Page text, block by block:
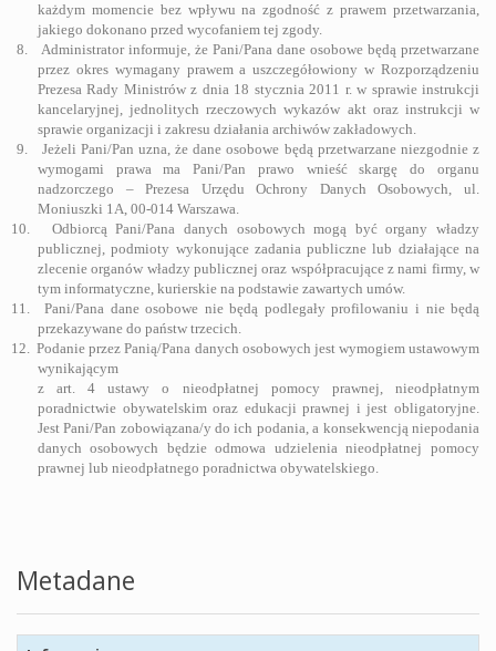
każdym momencie bez wpływu na zgodność z prawem przetwarzania,
jakiego dokonano przed wycofaniem tej zgody.
8.
Administrator informuje, że Pani/Pana dane osobowe będą przetwarzane
przez okres wymagany prawem a uszczegółowiony w Rozporządzeniu
Prezesa Rady Ministrów z dnia 18 stycznia 2011 r. w sprawie instrukcji
kancelaryjnej, jednolitych rzeczowych wykazów akt oraz instrukcji w
sprawie organizacji i zakresu działania archiwów zakładowych.
9.
Jeżeli Pani/Pan uzna, że dane osobowe będą przetwarzane niezgodnie z
wymogami prawa ma Pani/Pan prawo wnieść skargę do organu
nadzorczego – Prezesa Urzędu Ochrony Danych Osobowych, ul.
Moniuszki 1A, 00-014 Warszawa.
10.
Odbiorcą Pani/Pana danych osobowych mogą być organy władzy
publicznej, podmioty wykonujące zadania publiczne lub działające na
zlecenie organów władzy publicznej oraz współpracujące z nami firmy, w
tym informatyczne, kurierskie na podstawie zawartych umów.
11.
Pani/Pana dane osobowe nie będą podlegały profilowaniu i nie będą
przekazywane do państw trzecich.
12. Podanie przez Panią/Pana danych osobowych jest wymogiem ustawowym
wynikającym
z art. 4 ustawy o nieodpłatnej pomocy prawnej, nieodpłatnym
poradnictwie obywatelskim oraz edukacji prawnej i jest obligatoryjne.
Jest Pani/Pan zobowiązana/y do ich podania, a konsekwencją niepodania
danych osobowych będzie odmowa udzielenia nieodpłatnej pomocy
prawnej lub nieodpłatnego poradnictwa obywatelskiego.
Metadane